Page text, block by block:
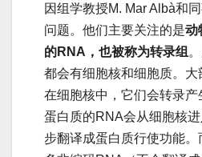
因组学教授M. Mar Albà和
问题。他们主要关注的是动
的RNA，也被称为转录组
都会有细胞核和细胞质。
在细胞核中，它们会转录
蛋白质的RNA会从细胞核
步翻译成蛋白质行使功能